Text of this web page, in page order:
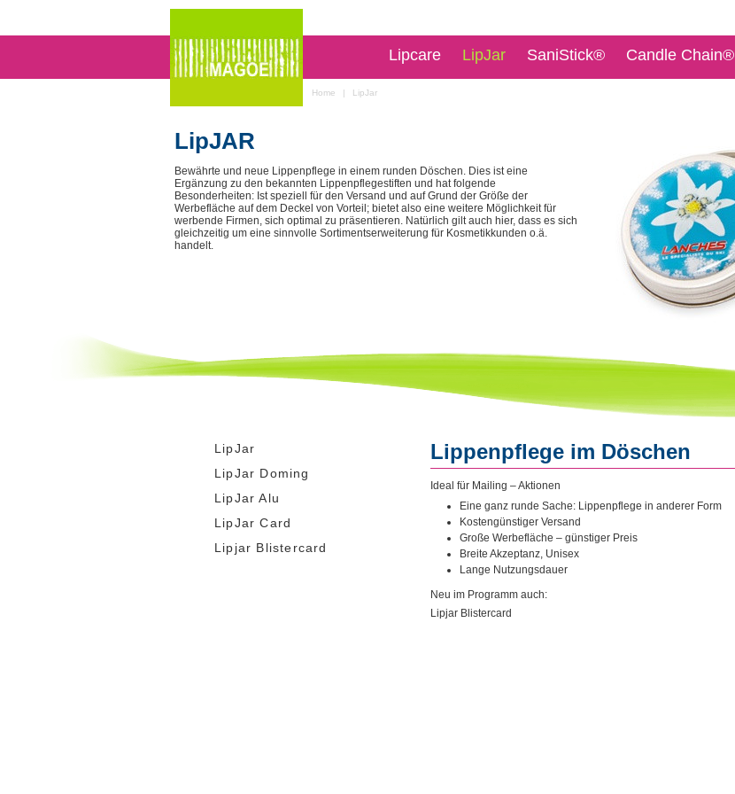
Lipcare LipJar SaniStick® Candle Chain®
Home | LipJar
LipJAR
Bewährte und neue Lippenpflege in einem runden Döschen. Dies ist eine
Ergänzung zu den bekannten Lippenpflegestiften und hat folgende
Besonderheiten: Ist speziell für den Versand und auf Grund der Größe der
Werbefläche auf dem Deckel von Vorteil; bietet also eine weitere Möglichkeit für
werbende Firmen, sich optimal zu präsentieren. Natürlich gilt auch hier, dass es sich
gleichzeitig um eine sinnvolle Sortimentserweiterung für Kosmetikkunden o.ä.
handelt.
LipJar
LipJar Doming
LipJar Alu
LipJar Card
Lipjar Blistercard
Lippenpflege im Döschen
Ideal für Mailing – Aktionen
Eine ganz runde Sache: Lippenpflege in anderer Form
Kostengünstiger Versand
Große Werbefläche – günstiger Preis
Breite Akzeptanz, Unisex
Lange Nutzungsdauer
Neu im Programm auch:
Lipjar Blistercard